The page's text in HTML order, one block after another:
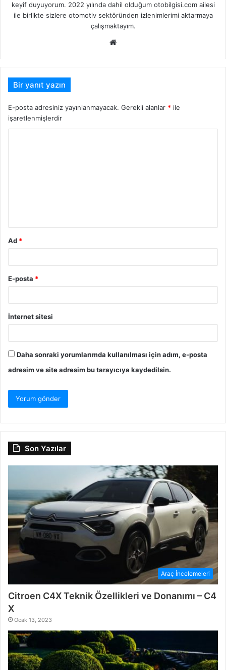
keyif duyuyorum. 2022 yılında dahil olduğum otobilgisi.com ailesi
ile birlikte sizlere otomotiv sektöründen izlenimlerimi aktarmaya
çalışmaktayım.
Web
Bir yanıt yazın
E-posta adresiniz yayınlanmayacak. Gerekli alanlar * ile
işaretlenmişlerdir
Ad *
E-posta *
İnternet sitesi
Daha sonraki yorumlarımda kullanılması için adım, e-posta
adresim ve site adresim bu tarayıcıya kaydedilsin.
Son Yazılar
Araç İncelemeleri
Citroen C4X Teknik Özellikleri ve Donanımı – C4
X
Ocak 13, 2023